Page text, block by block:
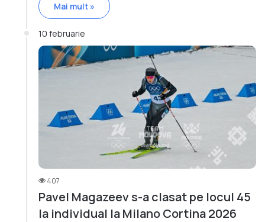
Mai mult »
10 februarie
407
Pavel Magazeev s-a clasat pe locul 45
la individual la Milano Cortina 2026